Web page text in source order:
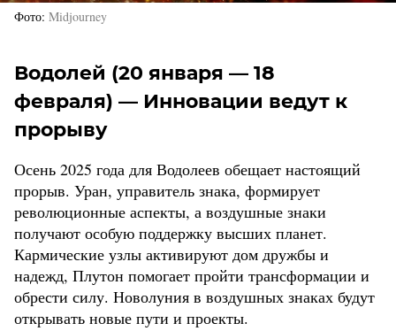
Фото Midjourney
Водолей (20 января — 18
февраля) — Инновации ведут к
прорыву
Осень 2025 года для Водолеев обещает настоящий
прорыв. Уран, управитель знака, формирует
революционные аспекты, а воздушные знаки
получают особую поддержку высших планет.
Кармические узлы активируют дом дружбы и
надежд, Плутон помогает пройти трансформации и
обрести силу. Новолуния в воздушных знаках будут
открывать новые пути и проекты.